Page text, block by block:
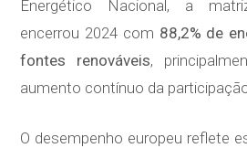
Energético Nacional, a
encerrou 2024 com 88,2% de
fontes renováveis,
aumento contínuo da
O desempenho europeu reflete